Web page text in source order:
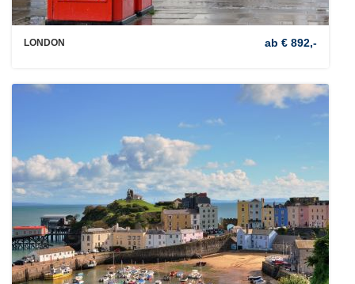
LONDON ab € 892,-